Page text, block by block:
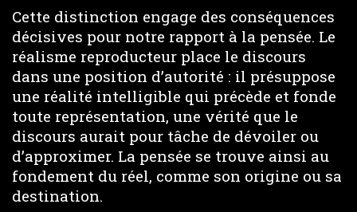
Cette distinction engage des conséquences
décisives pour notre rapport à la pensée. Le
réalisme reproducteur place le discours
dans une position d’autorité : il présuppose
une réalité intelligible qui précède et fonde
toute représentation, une vérité que le
discours aurait pour tâche de dévoiler ou
d’approximer. La pensée se trouve ainsi au
fondement du réel, comme son origine ou sa
destination.